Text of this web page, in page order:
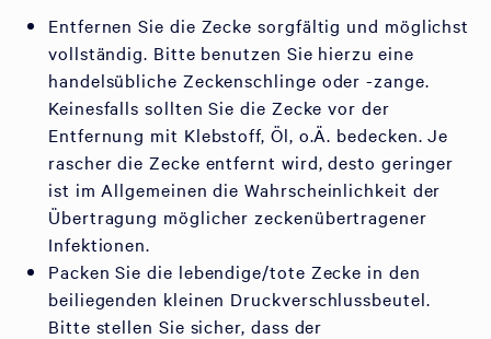
Entfernen Sie die Zecke sorgfältig und möglichst
vollständig. Bitte benutzen Sie hierzu eine
handelsübliche Zeckenschlinge oder -zange.
Keinesfalls sollten Sie die Zecke vor der
Entfernung mit Klebstoff, Öl, o.Ä. bedecken. Je
rascher die Zecke entfernt wird, desto geringer
ist im Allgemeinen die Wahrscheinlichkeit der
Übertragung möglicher zeckenübertragener
Infektionen.
Packen Sie die lebendige/tote Zecke in den
beiliegenden kleinen Druckverschlussbeutel.
Bitte stellen Sie sicher, dass der